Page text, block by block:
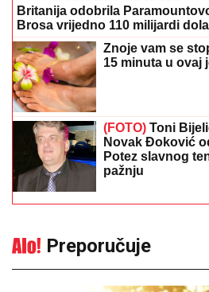
Britanija odobrila
Brosa vrijedno 110 milijardi
Znoje vam se
15 minuta u ovaj
(FOTO) Toni
Novak Đoković
Potez slavnog
pažnju
Preporučuje